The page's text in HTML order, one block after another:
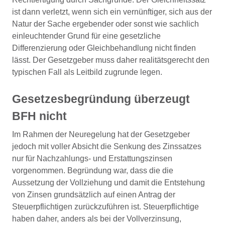
ist dann verletzt, wenn sich ein vernünftiger, sich aus der
Natur der Sache ergebender oder sonst wie sachlich
einleuchtender Grund für eine gesetzliche
Differenzierung oder Gleichbehandlung nicht finden
lässt. Der Gesetzgeber muss daher realitätsgerecht den
typischen Fall als Leitbild zugrunde legen.
Gesetzesbegründung überzeugt
BFH nicht
Im Rahmen der Neuregelung hat der Gesetzgeber
jedoch mit voller Absicht die Senkung des Zinssatzes
nur für Nachzahlungs- und Erstattungszinsen
vorgenommen. Begründung war, dass die die
Aussetzung der Vollziehung und damit die Entstehung
von Zinsen grundsätzlich auf einen Antrag der
Steuerpflichtigen zurückzuführen ist. Steuerpflichtige
haben daher, anders als bei der Vollverzinsung,